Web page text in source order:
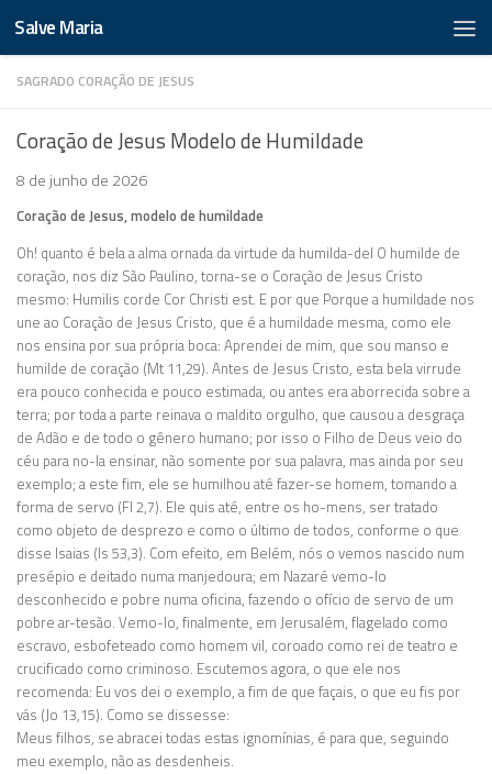
Salve Maria
SAGRADO CORAÇÃO DE JESUS
Coração de Jesus Modelo de Humildade
8 de junho de 2026
Coração de Jesus, modelo de humildade
Oh! quanto é bela a alma ornada da virtude da humilda-del O humilde de
coração, nos diz São Paulino, torna-se o Coração de Jesus Cristo
mesmo: Humilis corde Cor Christi est. E por que Porque a humildade nos
une ao Coração de Jesus Cristo, que é a humildade mesma, como ele
nos ensina por sua própria boca: Aprendei de mim, que sou manso e
humilde de coração (Mt 11,29). Antes de Jesus Cristo, esta bela virrude
era pouco conhecida e pouco estimada, ou antes era aborrecida sobre a
terra; por toda a parte reinava o maldito orgulho, que causou a desgraça
de Adão e de todo o gênero humano; por isso o Filho de Deus veio do
céu para no-la ensinar, não somente por sua palavra, mas ainda por seu
exemplo; a este fim, ele se humilhou até fazer-se homem, tomando a
forma de servo (Fl 2,7). Ele quis até, entre os ho-mens, ser tratado
como objeto de desprezo e como o último de todos, conforme o que
disse Isaias (Is 53,3). Com efeito, em Belém, nós o vemos nascido num
presépio e deitado numa manjedoura; em Nazaré vemo-lo
desconhecido e pobre numa oficina, fazendo o ofício de servo de um
pobre ar-tesão. Vemo-lo, finalmente, em Jerusalém, flagelado como
escravo, esbofeteado como homem vil, coroado como rei de teatro e
crucificado como criminoso. Escutemos agora, o que ele nos
recomenda: Eu vos dei o exemplo, a fim de que façais, o que eu fis por
vás (Jo 13,15). Como se dissesse:
Meus filhos, se abracei todas estas ignomínias, é para que, seguindo
meu exemplo, não as desdenheis.